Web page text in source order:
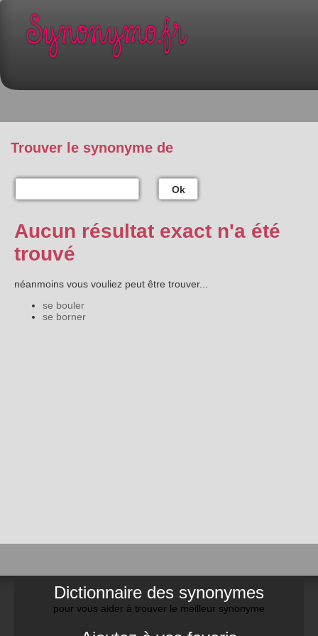
Trouver le synonyme de
Ok
Aucun résultat exact n'a été
trouvé
néanmoins vous vouliez peut être trouver...
se bouler
se borner
Dictionnaire des synonymes
pour vous aider à trouver le meilleur synonyme